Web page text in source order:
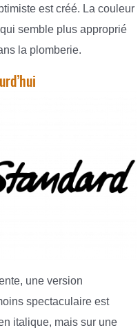
est créé. La couleur
semble plus approprié
la plomberie.
une version
spectaculaire est
italique, mais sur une